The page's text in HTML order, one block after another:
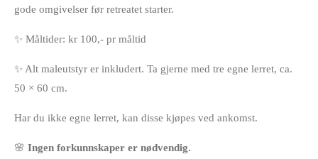
gode omgivelser før retreatet starter.
✨ Måltider: kr 100,- pr måltid
✨ Alt maleutstyr er inkludert. Ta gjerne med tre egne lerret, ca.
50 × 60 cm.
Har du ikke egne lerret, kan disse kjøpes ved ankomst.
🌸 Ingen forkunnskaper er nødvendig.